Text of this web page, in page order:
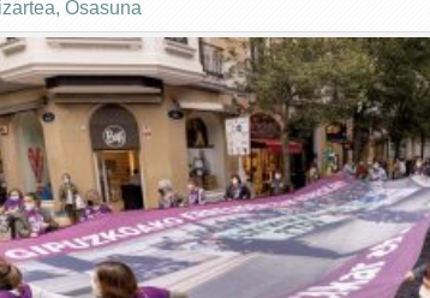
, Osasuna